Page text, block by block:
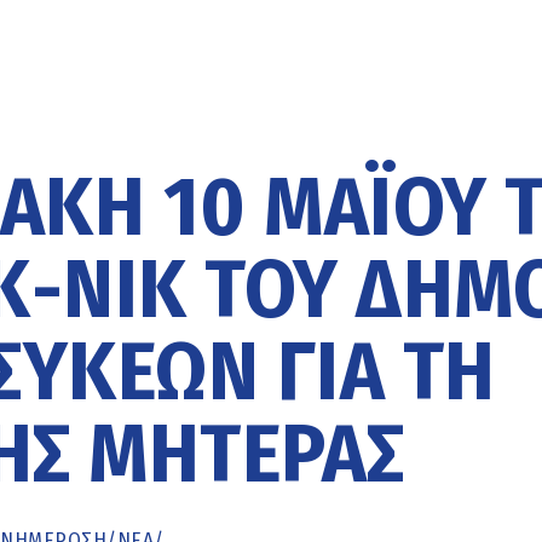
10 ΜΑΪ́ΟΥ
ΝΙΚ ΤΟΥ
ΓΙΑ ΤΗ
ΜΗΤΈΡΑΣ